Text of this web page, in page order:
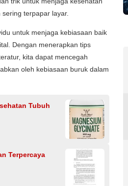
terpapar layar.
untuk menjaga kebiasaan baik
Dengan menerapkan tips
kita dapat mencegah
oleh kebiasaan buruk dalam
Tubuh
Terpercaya